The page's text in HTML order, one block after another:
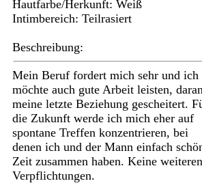
Hautfarbe/Herkunft: Weiß
Intimbereich: Teilrasiert
Beschreibung:
Mein Beruf fordert mich sehr und ich
möchte auch gute Arbeit leisten,
meine letzte Beziehung gescheitert.
die Zukunft werde ich mich eher auf
spontane Treffen konzentrieren, bei
denen ich und der Mann einfach
Zeit zusammen haben. Keine weiteren
Verpflichtungen.